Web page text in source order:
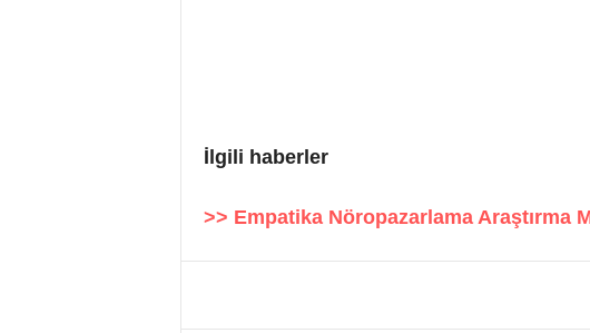
İlgili haberler
>> Empatika Nöropazarlama Araştırma